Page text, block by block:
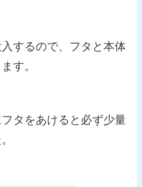
するので、フタと本体
す。
タをあけると必ず少量